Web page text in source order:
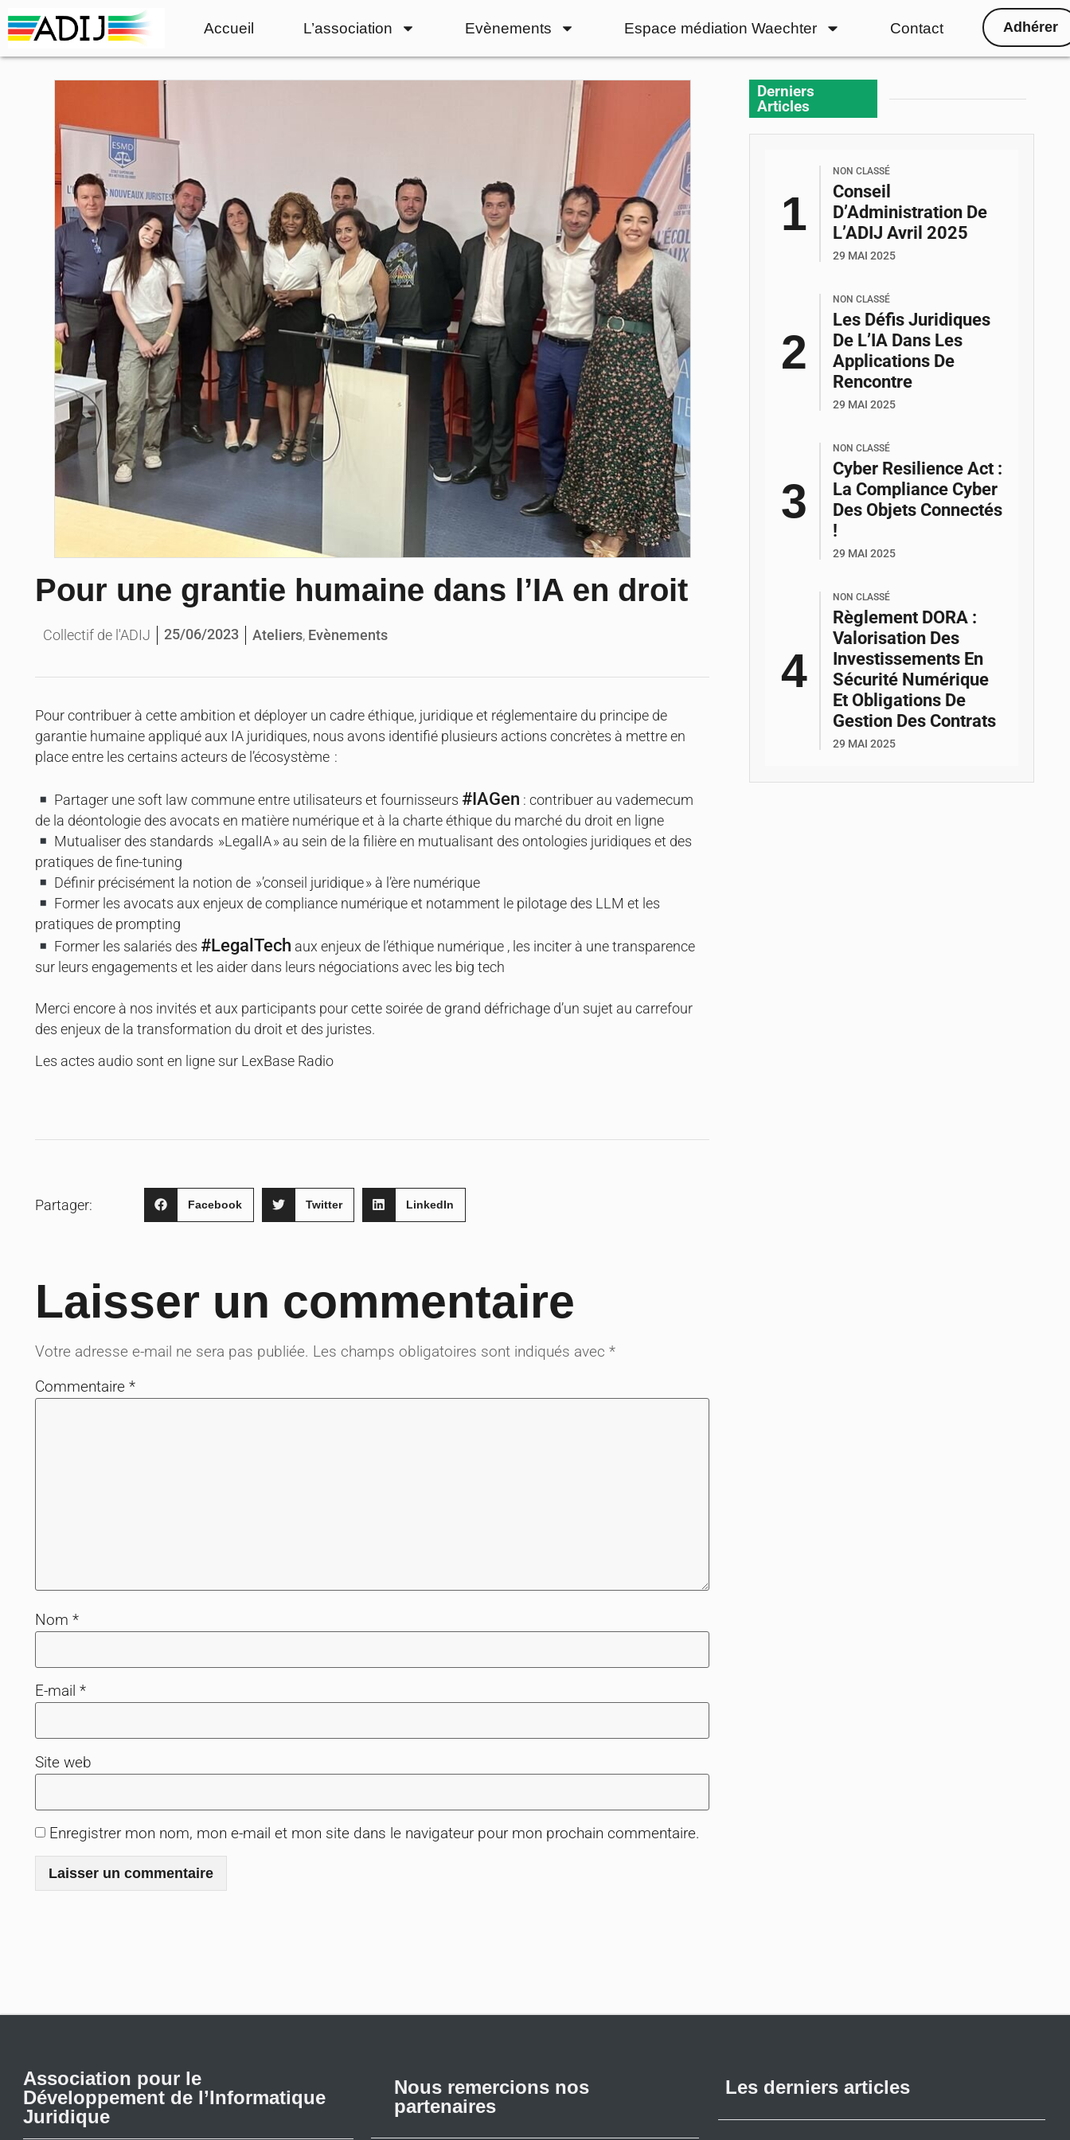
Accueil L’association Evènements Espace médiation Waechter Contact Adhérer
Pour une grantie humaine dans l’IA en droit
Collectif de l'ADIJ 25/06/2023 Ateliers, Evènements
Pour contribuer à cette ambition et déployer un cadre éthique, juridique et réglementaire du principe de
garantie humaine appliqué aux IA juridiques, nous avons identifié plusieurs actions concrètes à mettre en
place entre les certains acteurs de l’écosystème :
Partager une soft law commune entre utilisateurs et fournisseurs #IAGen : contribuer au vademecum
de la déontologie des avocats en matière numérique et à la charte éthique du marché du droit en ligne
Mutualiser des standards »LegalIA » au sein de la filière en mutualisant des ontologies juridiques et des
pratiques de fine-tuning
Définir précisément la notion de »’conseil juridique » à l’ère numérique
Former les avocats aux enjeux de compliance numérique et notamment le pilotage des LLM et les
pratiques de prompting
Former les salariés des #LegalTech aux enjeux de l’éthique numérique , les inciter à une transparence
sur leurs engagements et les aider dans leurs négociations avec les big tech
Merci encore à nos invités et aux participants pour cette soirée de grand défrichage d’un sujet au carrefour
des enjeux de la transformation du droit et des juristes.
Les actes audio sont en ligne sur LexBase Radio
Partager: Facebook Twitter LinkedIn
Laisser un commentaire
Votre adresse e-mail ne sera pas publiée. Les champs obligatoires sont indiqués avec*
Commentaire*
Nom*
E-mail*
Site web
Enregistrer mon nom, mon e-mail et mon site dans le navigateur pour mon prochain commentaire.
Derniers
Articles
NON CLASSÉ
Conseil
D’Administration De
L’ADIJ Avril 2025
29 MAI 2025
NON CLASSÉ
Les Défis Juridiques
De L’IA Dans Les
Applications De
Rencontre
29 MAI 2025
NON CLASSÉ
Cyber Resilience Act :
La Compliance Cyber
Des Objets Connectés
!
29 MAI 2025
NON CLASSÉ
Règlement DORA :
Valorisation Des
Investissements En
Sécurité Numérique
Et Obligations De
Gestion Des Contrats
29 MAI 2025
Association pour le
Développement de l’Informatique
Juridique
Nous remercions nos
partenaires
Les derniers articles